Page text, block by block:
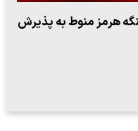
ببینید| ویدئویی جدید از لحظه زلزله ۷.۱ ریشتری